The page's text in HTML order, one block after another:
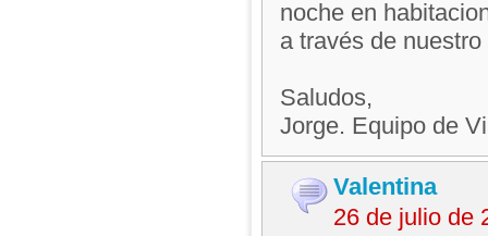
noche en
a través de
Saludos,
Jorge. Equipo de
Valentina
26 de julio de